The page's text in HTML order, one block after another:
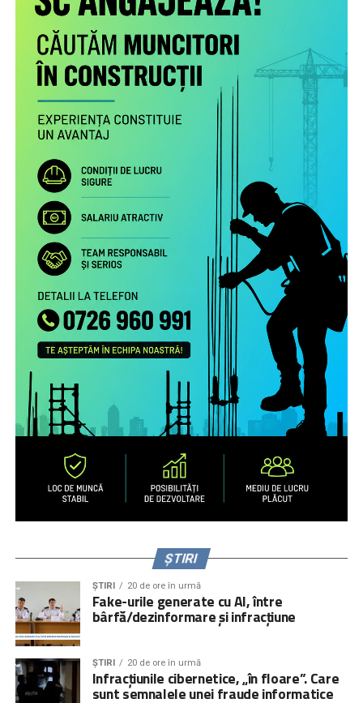
ȘTIRI
ȘTIRI 20 de ore în urmă
Fake-urile generate cu AI, între
bârfă/dezinformare și infracțiune
ȘTIRI 20 de ore în urmă
Infracțiunile cibernetice, „în floare”. Care
sunt semnalele unei fraude informatice